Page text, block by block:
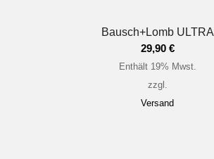
Bausch+Lomb ULTRA
29,90 €
Enthält 19% Mwst.
zzgl.
Versand